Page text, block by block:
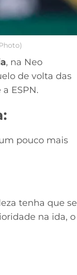
, na Neo
de volta das
ESPN.
pouco mais
tenha que se
na ida, o